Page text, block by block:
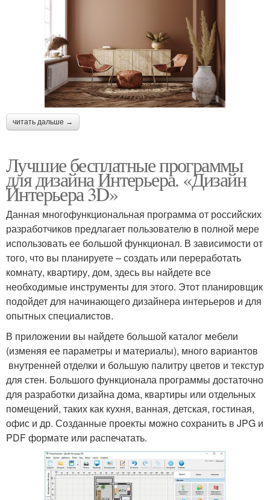
читать дальше →
Лучшие бесплатные программы
для дизайна Интерьера. «Дизайн
Интерьера 3D»
Данная многофункциональная программа от российских
разработчиков предлагает пользователю в полной мере
использовать ее большой функционал. В зависимости от
того, что вы планируете – создать или переработать
комнату, квартиру, дом, здесь вы найдете все
необходимые инструменты для этого. Этот планировщик
подойдет для начинающего дизайнера интерьеров и для
опытных специалистов.
В приложении вы найдете большой каталог мебели
(изменяя ее параметры и материалы), много вариантов
внутренней отделки и большую палитру цветов и текстур
для стен. Большого функционала программы достаточно
для разработки дизайна дома, квартиры или отдельных
помещений, таких как кухня, ванная, детская, гостиная,
офис и др. Созданные проекты можно сохранить в JPG и
PDF формате или распечатать.